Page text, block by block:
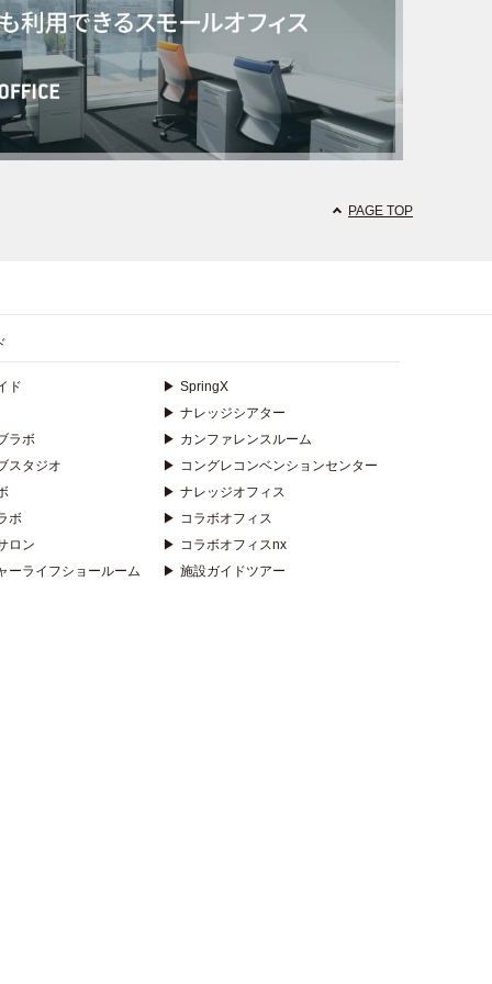
PAGE TOP
ド
ラボ
スタジオ
ボ
ロン
ーライフショールーム
▶ SpringX
▶ ナレッジシアター
▶ カンファレンスルーム
▶ コングレコンベンションセンター
▶ ナレッジオフィス
▶ コラボオフィス
▶ コラボオフィスnx
▶ 施設ガイドツアー